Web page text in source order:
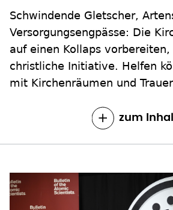
Schwindende Gletscher,
Versorgungsengpässe: Die
auf einen Kollaps
christliche Initiative. Helfen
mit Kirchenräumen und
zum